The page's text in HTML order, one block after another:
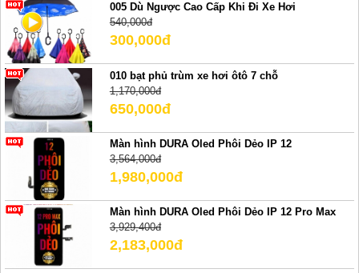
005 Dù Ngược Cao Cấp Khi Đi Xe Hơi
540,000đ
300,000đ
010 bạt phủ trùm xe hơi ôtô 7 chỗ
1,170,000đ
650,000đ
Màn hình DURA Oled Phôi Dẻo IP 12
3,564,000đ
1,980,000đ
Màn hình DURA Oled Phôi Dẻo IP 12 Pro Max
3,929,400đ
2,183,000đ